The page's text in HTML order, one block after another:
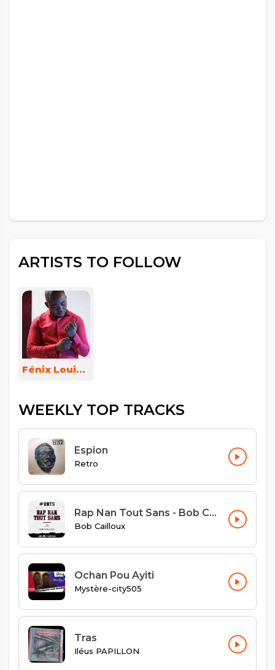
ARTISTS TO FOLLOW
Fénix Louissaint
WEEKLY TOP TRACKS
Espion
Retro
Rap Nan Tout Sans - Bob Cailloux
Bob Cailloux
Ochan Pou Ayiti
Mystère-city505
Tras
Iléus PAPILLON